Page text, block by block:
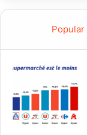
Popular